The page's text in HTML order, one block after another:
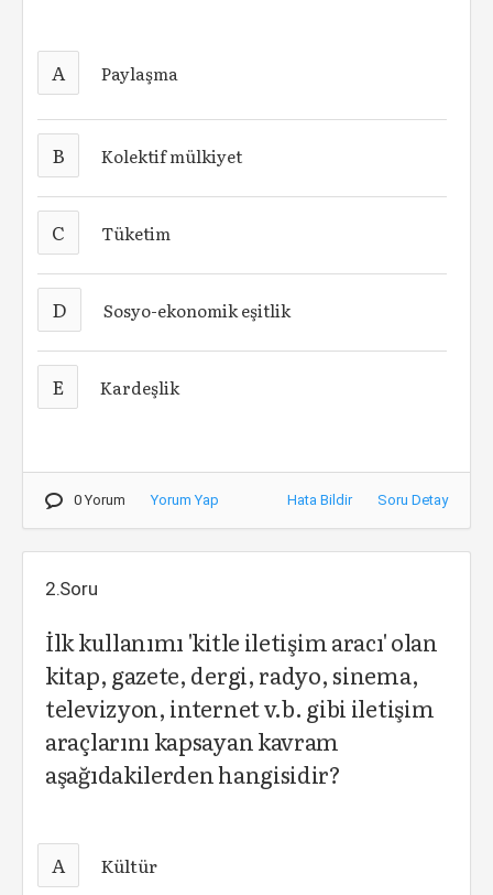
A Paylaşma
B Kolektif mülkiyet
C Tüketim
D Sosyo-ekonomik eşitlik
E Kardeşlik
0 Yorum Yorum Yap Hata Bildir Soru Detay
2.Soru
İlk kullanımı 'kitle iletişim aracı' olan
kitap, gazete, dergi, radyo, sinema,
televizyon, internet v.b. gibi iletişim
araçlarını kapsayan kavram
aşağıdakilerden hangisidir?
A Kültür